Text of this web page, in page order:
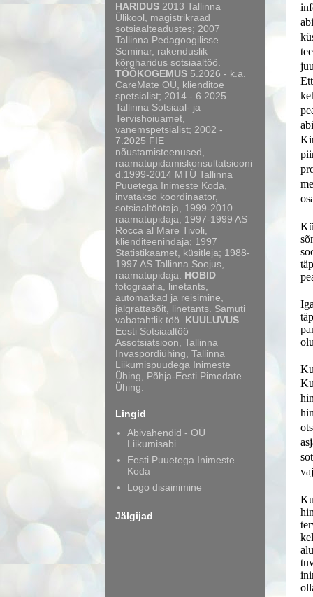
HARIDUS 2013 Tallinna
Ülikool, magistrikraad
sotsiaalteadustes; 2007
Tallinna Pedagoogilisse
Seminar, rakenduslik
kõrgharidus sotsiaaltöö.
TÖÖKOGEMUS 5.2026 - k.a.
CareMate OÜ, klienditoe
spetsialist; 2014 - 6.2025
Tallinna Sotsiaal- ja
Tervishoiuamet,
vanemspetsialist; 2002 -
7.2025 FIE
nõustamisteenused,
raamatupidamiskonsultatsiooni
d.1999-2014 MTÜ Tallinna
Puuetega Inimeste Koda,
invatakso koordinaator,
sotsiaaltöötaja, 1999-2010
raamatupidaja; 1997-1999 AS
Rocca al Mare Tivoli,
klienditeenindaja; 1997
Statistikaamet, küsitleja; 1988-
1997 AS Tallinna Soojus,
raamatupidaja. HOBID
fotograafia, linetants,
automatkad ja reisimine,
jalgrattasõit, linetants. Samuti
vabatahtlik töö. KUULUVUS
Eesti Sotsiaaltöö
Assotsiatsioon, Tallinna
Invaspordiühing, Tallinna
Liikumispuudega Inimeste
Ühing, Põhja-Eesti Pimedate
Ühing.
Lingid
Abivahendid - OÜ
Liikumisabi
Eesti Puuetega Inimeste
Koda
Logo disainimine
Jälgijad